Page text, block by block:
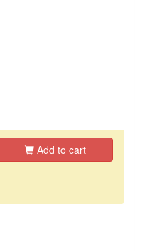
Add to cart